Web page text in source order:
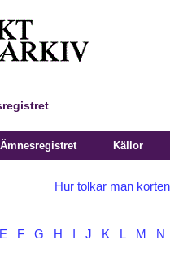
Källor
Hur tolkar man
E F G H J K L M N